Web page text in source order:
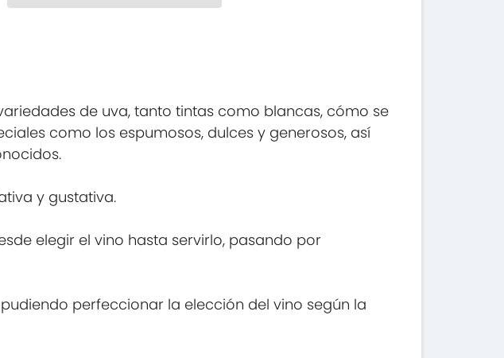
de uva, tanto tintas como blancas, cómo se
como los espumosos, dulces y generosos, así
y gustativa.
elegir el vino hasta servirlo, pasando por
perfeccionar la elección del vino según la